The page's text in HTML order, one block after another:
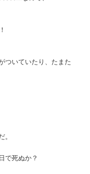
ついていたり、たまた
で死ぬか？